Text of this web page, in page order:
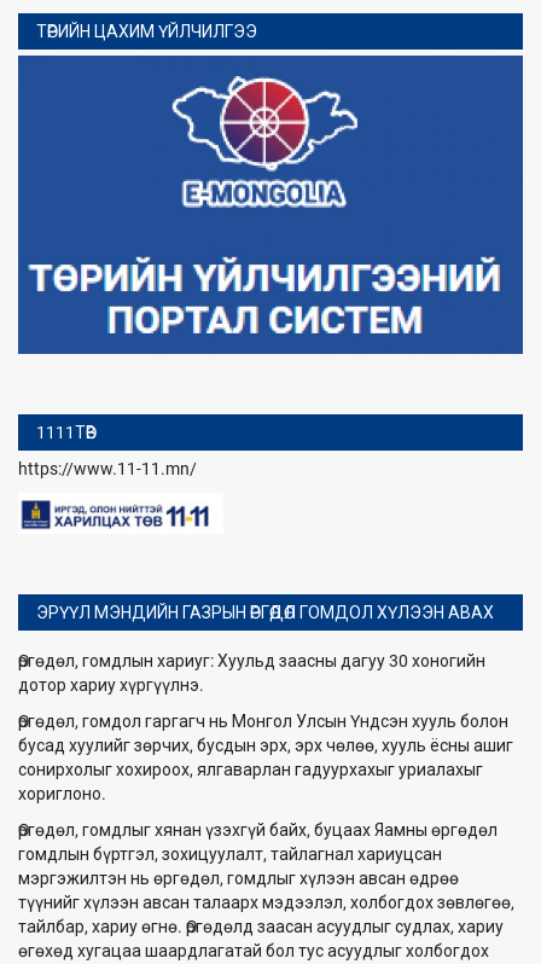
ТӨРИЙН ЦАХИМ ҮЙЛЧИЛГЭЭ
1111ТӨВ
https://www.11-11.mn/
ЭРҮҮЛ МЭНДИЙН ГАЗРЫН ӨРГӨДӨЛ ГОМДОЛ ХҮЛЭЭН АВАХ
Өргөдөл, гомдлын хариуг: Хуульд заасны дагуу 30 хоногийн
дотор хариу хүргүүлнэ.
Өргөдөл, гомдол гаргагч нь Монгол Улсын Үндсэн хууль болон
бусад хуулийг зөрчих, бусдын эрх, эрх чөлөө, хууль ёсны ашиг
сонирхолыг хохироох, ялгаварлан гадуурхахыг уриалахыг
хориглоно.
Өргөдөл, гомдлыг хянан үзэхгүй байх, буцаах Яамны өргөдөл
гомдлын бүртгэл, зохицуулалт, тайлагнал хариуцсан
мэргэжилтэн нь өргөдөл, гомдлыг хүлээн авсан өдрөө
түүнийг хүлээн авсан талаарх мэдээлэл, холбогдох зөвлөгөө,
тайлбар, хариу өгнө. Өргөдөлд заасан асуудлыг судлах, хариу
өгөхөд хугацаа шаардлагатай бол тус асуудлыг холбогдох